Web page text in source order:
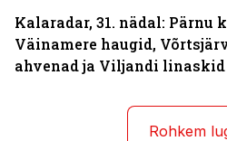
Kalaradar, 31. nädal: Pärnu
Väinamere haugid,
ahvenad ja Viljandi linaskid
Rohkem